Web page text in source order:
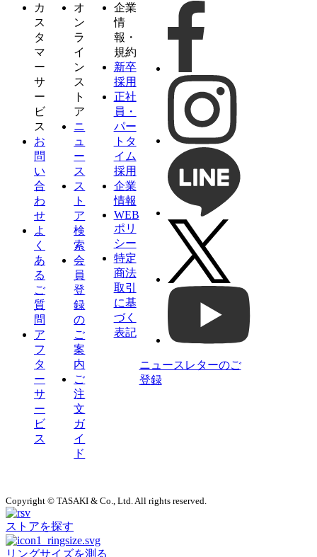
カ
ス
タ
マ
ー
サ
ー
ビ
ス
お
問
い
合
わ
せ
よ
く
あ
る
ご
質
問
ア
フ
タ
ー
サ
ー
ビ
ス
オ
ン
ラ
イ
ン
ス
ト
ア
ニ
ュ
ー
ス
ス
ト
ア
検
索
会
員
登
録
の
ご
案
内
ご
注
文
ガ
イ
ド
企業
情
報・
規約
新卒
採用
正社
員・
パー
トタ
イム
採用
企業
情報
WEB
ポリ
シー
特定
商法
取引
に基
づく
表記
ニュースレターのご
登録
Copyright © TASAKI & Co., Ltd. All rights reserved.
ストアを探す
リングサイズを測る